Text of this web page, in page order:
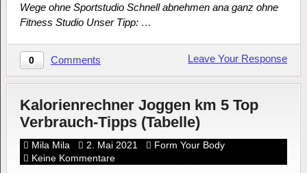
Wege ohne Sportstudio Schnell abnehmen ana ganz ohne
Fitness Studio Unser Tipp: …
0 Comments Leave Your Response
Kalorienrechner Joggen km 5 Top
Verbrauch-Tipps (Tabelle)
Mila Mila 2. Mai 2021
Form Your Body
Keine Kommentare